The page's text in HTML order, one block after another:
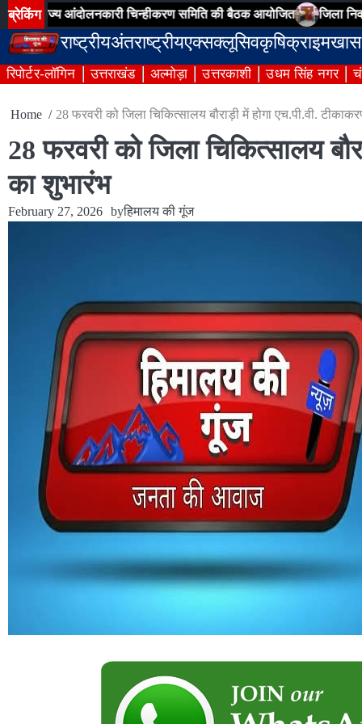
Skip
to
content
ब्रेकिंग
आंदोलनकारी चिन्हीकरण समिति की बैठक आयोजित जिला निर्वाचन
राष्ट्रीयअंतराष्ट्रीयएक्सक्लूसिवकृषिक्राइम
रिपोर्टर-लॉगिन उत्तराखंड अल्मोड़ा उत्तरकाशी उधम सिंह नगर
Home 28 फरवरी को जिला चिकित्सालय बौराड़ी में होगा एच.पी.वी.
28 फरवरी को जिला चिकित्सालय
का शुभारंभ
February 27, 2026 byहिमालय की गूंज